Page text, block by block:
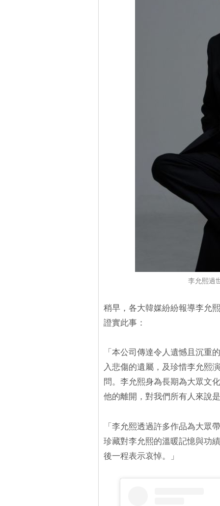
李允熙過
稍早，各大韓媒紛紛報導李允
證實此事：
「本公司傳達令人遺憾且沉重
入悲傷的遺屬，及珍惜李允熙
問。李允熙身為長期為大眾文
他的離開，對我們所有人來說
「李允熙透過許多作品為大眾
珍藏對李允熙的溫暖記憶與功
後一程表示哀悼。」